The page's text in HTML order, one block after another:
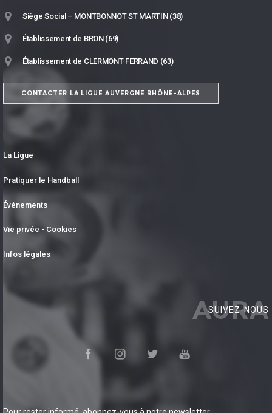
Siège Social – MONTBONNOT ST MARTIN (38)
Établissement de BRON (69)
Établissement de CLERMONT-FERRAND (63)
CONTACTER LA LIGUE AUVERGNE RHÔNE-ALPES
La Ligue
Pratiquer le Handball
Événements
Vie privée - Cookies
Infos légales
AURA
SUIVEZ-NOUS